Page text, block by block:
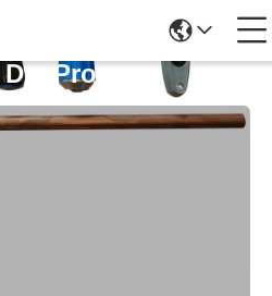
Prodotti